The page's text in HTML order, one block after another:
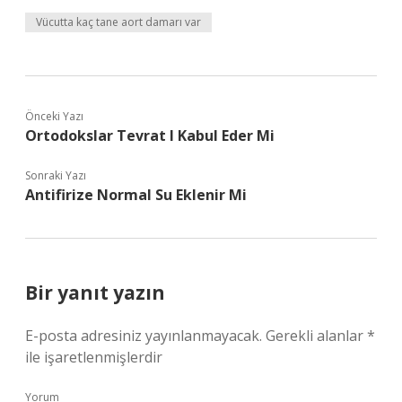
Vücutta kaç tane aort damarı var
Önceki Yazı
Ortodokslar Tevrat I Kabul Eder Mi
Sonraki Yazı
Antifirize Normal Su Eklenir Mi
Bir yanıt yazın
E-posta adresiniz yayınlanmayacak. Gerekli alanlar*
ile işaretlenmişlerdir
Yorum